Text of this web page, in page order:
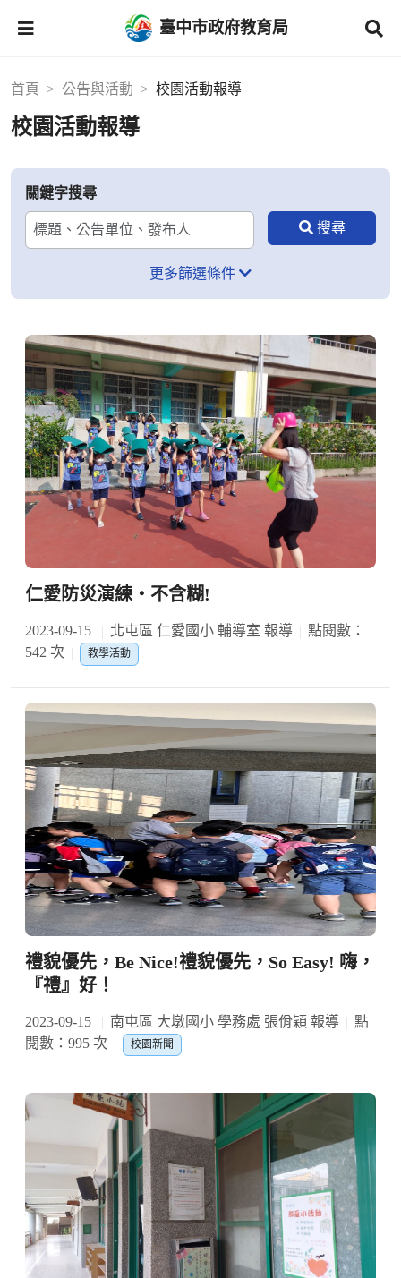
臺中市政府教育局
首頁 公告與活動 校園活動報導
校園活動報導
關鍵字搜尋
更多篩選條件
仁愛防災演練‧不含糊!
2023-09-15 北屯區 仁愛國小 輔導室 報導
點閱數：
542 次
教學活動
禮貌優先，Be Nice!禮貌優先，So Easy! 嗨，
『禮』好！
2023-09-15 南屯區 大墩國小 學務處 張佾穎 報導
點
閱數：995 次
校園新聞